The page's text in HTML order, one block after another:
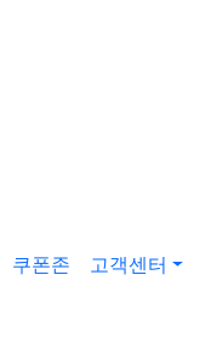
쿠폰존 고객센터